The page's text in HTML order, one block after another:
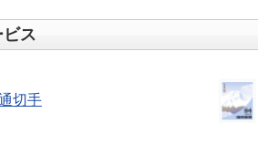
ス
切手